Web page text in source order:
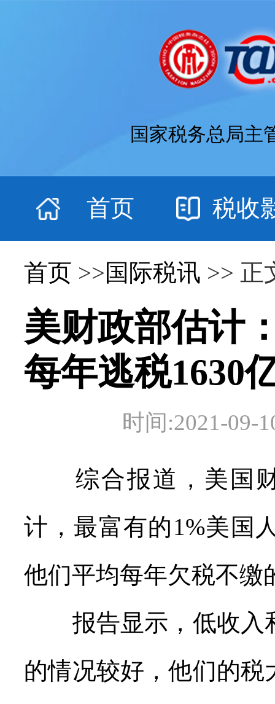
国家税务总局主
首页 税收
首页 >>国际税讯 >> 正
美财政部估计
每年逃税1630
时间:2021-09-
综合报道，美国财
计，最富有的1%美国
他们平均每年欠税不缴
报告显示，低收入
的情况较好，他们的